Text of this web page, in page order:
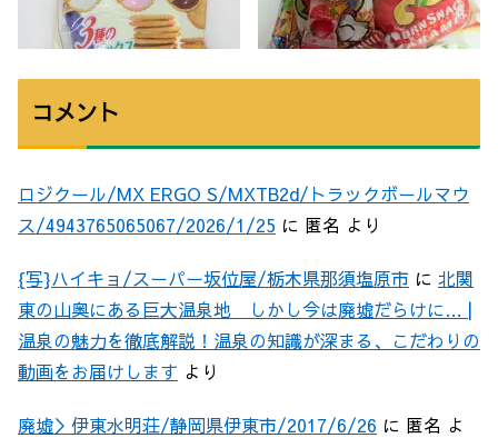
コメント
ロジクール/MX ERGO S/MXTB2d/トラックボールマウ
ス/4943765065067/2026/1/25 に 匿名 より
{写}ハイキョ/スーパー坂位屋/栃木県那須塩原市 に 北関
東の山奥にある巨大温泉地 しかし今は廃墟だらけに… |
温泉の魅力を徹底解説！温泉の知識が深まる、こだわりの
動画をお届けします より
廃墟＞伊東水明荘/静岡県伊東市/2017/6/26 に 匿名 よ